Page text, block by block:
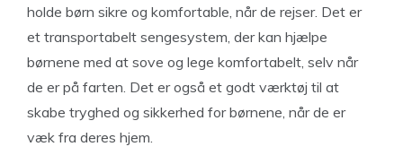
holde børn sikre og komfortable, når de rejser. Det er
et transportabelt sengesystem, der kan hjælpe
børnene med at sove og lege komfortabelt, selv når
de er på farten. Det er også et godt værktøj til at
skabe tryghed og sikkerhed for børnene, når de er
væk fra deres hjem.